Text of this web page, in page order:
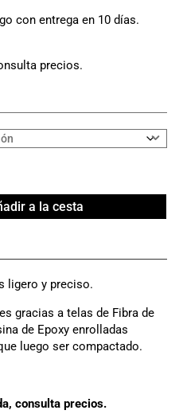
con entrega en 10 días.
precios.
a la cesta
ligero y preciso.
gracias a telas de Fibra de
de Epoxy enrolladas
luego ser compactado.
consulta precios.